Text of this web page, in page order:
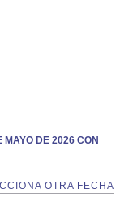
DE 2026 CON
OTRA FECHA